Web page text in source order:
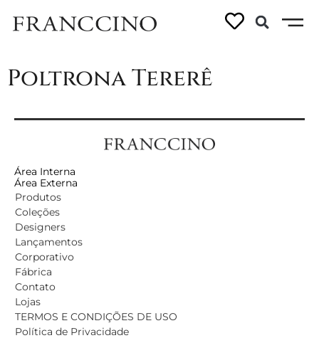
Linhas:Tererê
Poltrona Tererê
Área Interna
Área Externa
Produtos
Coleções
Designers
Lançamentos
Corporativo
Fábrica
Contato
Lojas
TERMOS E CONDIÇÕES DE USO
Política de Privacidade